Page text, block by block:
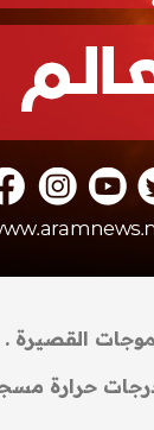
القصيرة .
حرارة